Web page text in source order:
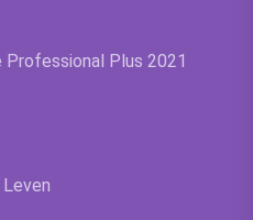
Plus 2021